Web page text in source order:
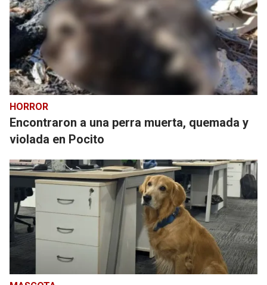
HORROR
Encontraron a una perra muerta, quemada y
violada en Pocito